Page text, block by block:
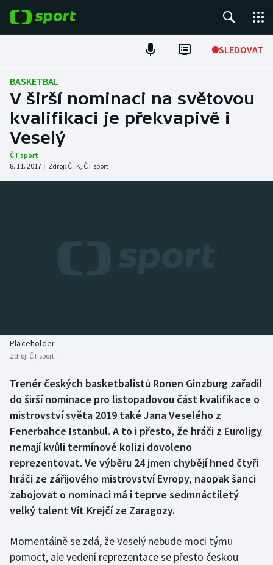
SLEDOVAT
Fotbal
Hokej
Tenis
Atletika
Biatlon
Box
Curling
Dostihy
Florbal
Futsal
Golf
Aplikace ČT sport
BASKETBAL
V širší nominaci na světovou
kvalifikaci je překvapivě i
Veselý
ČT sport
8. 11. 2017 | Zdroj: ČTK, ČT sport
Placeholder
Zdroj: ČT sport
Trenér českých basketbalistů Ronen Ginzburg zařadil
do širší nominace pro listopadovou část kvalifikace o
mistrovství světa 2019 také Jana Veselého z
Fenerbahce Istanbul. A to i přesto, že hráči z Euroligy
nemají kvůli termínové kolizi dovoleno
reprezentovat. Ve výběru 24 jmen chybějí hned čtyři
hráči ze zářijového mistrovství Evropy, naopak šanci
zabojovat o nominaci má i teprve sedmnáctiletý
velký talent Vít Krejčí ze Zaragozy.
Momentálně se zdá, že Veselý nebude moci týmu
pomoct, ale vedení reprezentace se přesto českou